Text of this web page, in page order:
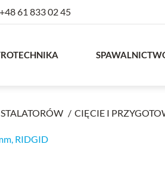
+48 61 833 02 45
CIĘCIE I
RIDGID